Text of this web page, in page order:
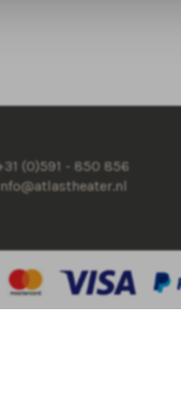
(0)591 - 850 856